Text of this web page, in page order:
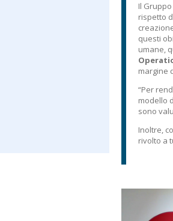
Il
rispetto
questi
umane,
margine
“Per
modello
sono
Inoltre,
rivolto a